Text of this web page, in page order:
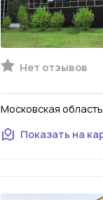
Нет отзывов
Московская
Показать на